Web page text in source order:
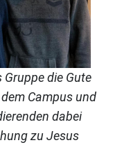
die Gute
Campus und
dabei
zu Jesus